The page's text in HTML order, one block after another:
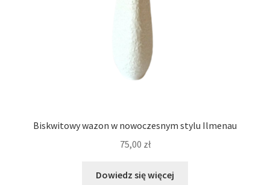
Biskwitowy wazon w nowoczesnym stylu Ilmenau
75,00 zł
Dowiedz się więcej